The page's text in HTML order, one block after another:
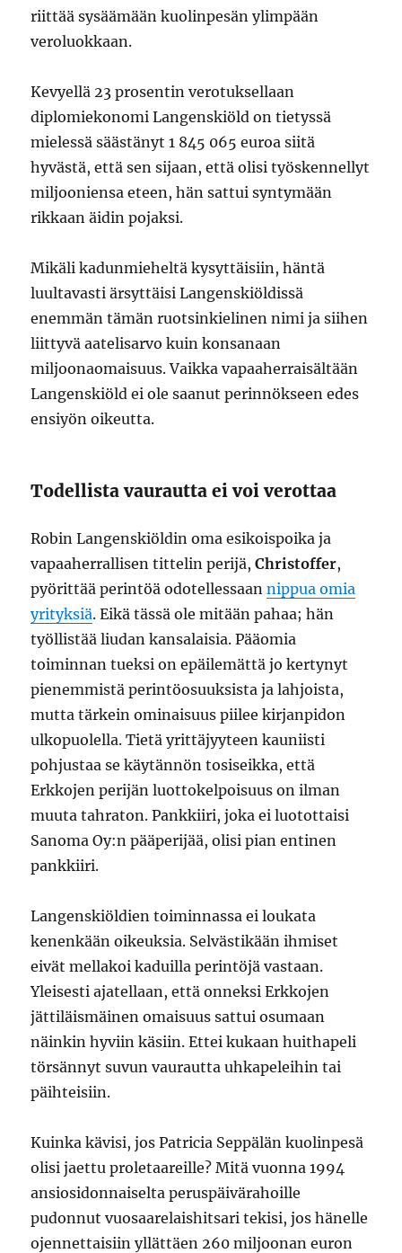
riittää sysäämään kuolinpesän ylimpään
veroluokkaan.
Kevyellä 23 prosentin verotuksellaan
diplomiekonomi Langenskiöld on tietyssä
mielessä säästänyt 1 845 065 euroa siitä
hyvästä, että sen sijaan, että olisi työskennellyt
miljooniensa eteen, hän sattui syntymään
rikkaan äidin pojaksi.
Mikäli kadunmieheltä kysyttäisiin, häntä
luultavasti ärsyttäisi Langenskiöldissä
enemmän tämän ruotsinkielinen nimi ja siihen
liittyvä aatelisarvo kuin konsanaan
miljoonaomaisuus. Vaikka vapaaherraisältään
Langenskiöld ei ole saanut perinnökseen edes
ensiyön oikeutta.
Todellista vaurautta ei voi verottaa
Robin Langenskiöldin oma esikoispoika ja
vapaaherrallisen tittelin perijä,Christoffer,
pyörittää perintöä odotellessaannippua omia
yrityksiä. Eikä tässä ole mitään pahaa; hän
työllistää liudan kansalaisia. Pääomia
toiminnan tueksi on epäilemättä jo kertynyt
pienemmistä perintöosuuksista ja lahjoista,
mutta tärkein ominaisuus piilee kirjanpidon
ulkopuolella. Tietä yrittäjyyteen kauniisti
pohjustaa se käytännön tosiseikka, että
Erkkojen perijän luottokelpoisuus on ilman
muuta tahraton. Pankkiiri, joka ei luotottaisi
Sanoma Oy:n pääperijää, olisi pian entinen
pankkiiri.
Langenskiöldien toiminnassa ei loukata
kenenkään oikeuksia. Selvästikään ihmiset
eivät mellakoi kaduilla perintöjä vastaan.
Yleisesti ajatellaan, että onneksi Erkkojen
jättiläismäinen omaisuus sattui osumaan
näinkin hyviin käsiin. Ettei kukaan huithapeli
törsännyt suvun vaurautta uhkapeleihin tai
päihteisiin.
Kuinka kävisi, jos Patricia Seppälän kuolinpesä
olisi jaettu proletaareille? Mitä vuonna 1994
ansiosidonnaiselta peruspäivärahoille
pudonnut vuosaarelaishitsari tekisi, jos hänelle
ojennettaisiin yllättäen 260 miljoonan euron